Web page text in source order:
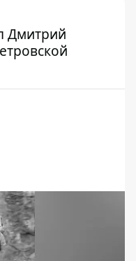
Дмитрий